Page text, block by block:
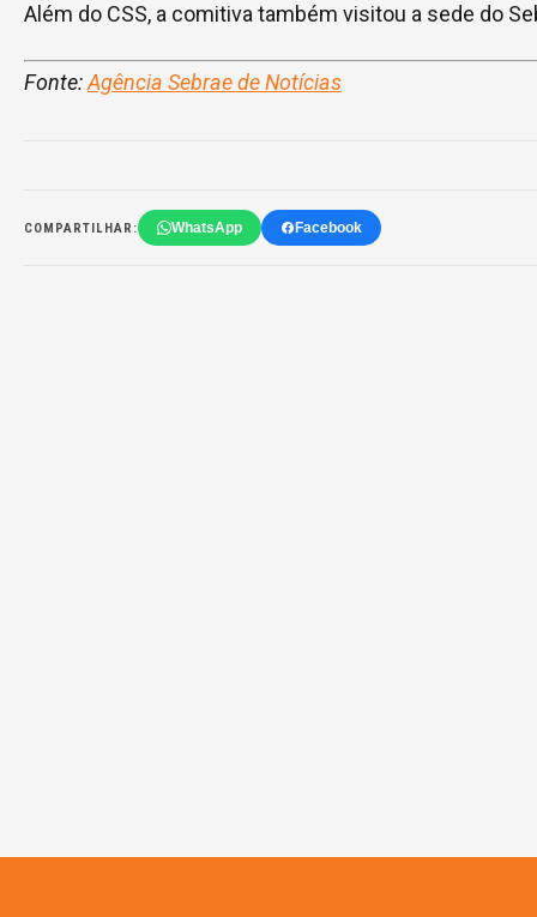
Além do CSS, a comitiva também visitou a sede do
Fonte:Agência Sebrae de Notícias
COMPARTILHAR: WhatsApp Facebook